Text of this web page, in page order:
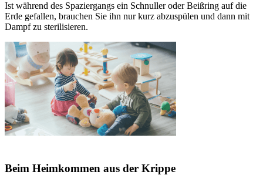
Ist während des Spaziergangs ein Schnuller oder Beißring auf die
Erde gefallen, brauchen Sie ihn nur kurz abzuspülen und dann mit
Dampf zu sterilisieren.
Beim Heimkommen aus der Krippe